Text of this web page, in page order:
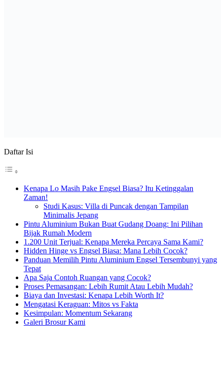
Daftar Isi
Kenapa Lo Masih Pake Engsel Biasa? Itu Ketinggalan
Zaman!
Studi Kasus: Villa di Puncak dengan Tampilan
Minimalis Jepang
Pintu Aluminium Bukan Buat Gudang Doang: Ini Pilihan
Bijak Rumah Modern
1.200 Unit Terjual: Kenapa Mereka Percaya Sama Kami?
Hidden Hinge vs Engsel Biasa: Mana Lebih Cocok?
Panduan Memilih Pintu Aluminium Engsel Tersembunyi yang
Tepat
Apa Saja Contoh Ruangan yang Cocok?
Proses Pemasangan: Lebih Rumit Atau Lebih Mudah?
Biaya dan Investasi: Kenapa Lebih Worth It?
Mengatasi Keraguan: Mitos vs Fakta
Kesimpulan: Momentum Sekarang
Galeri Brosur Kami